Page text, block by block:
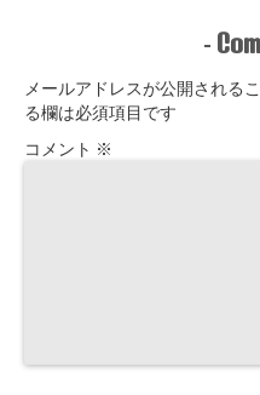
-
メールアドレスが公開される
る欄は必須項目です
コメント ※